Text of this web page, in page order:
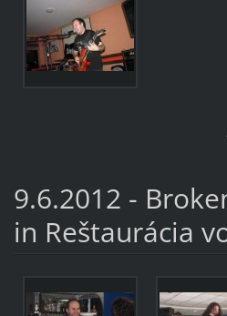
9.6.2012 -
in Reštaurácia